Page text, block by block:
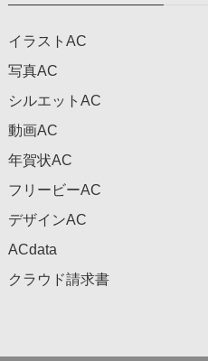
イラストAC
写真AC
シルエットAC
動画AC
年賀状AC
フリービーAC
デザインAC
ACdata
クラウド請求書